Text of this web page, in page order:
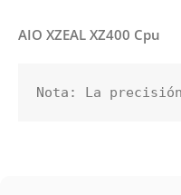
AIO XZEAL XZ400 Cpu
Nota: La